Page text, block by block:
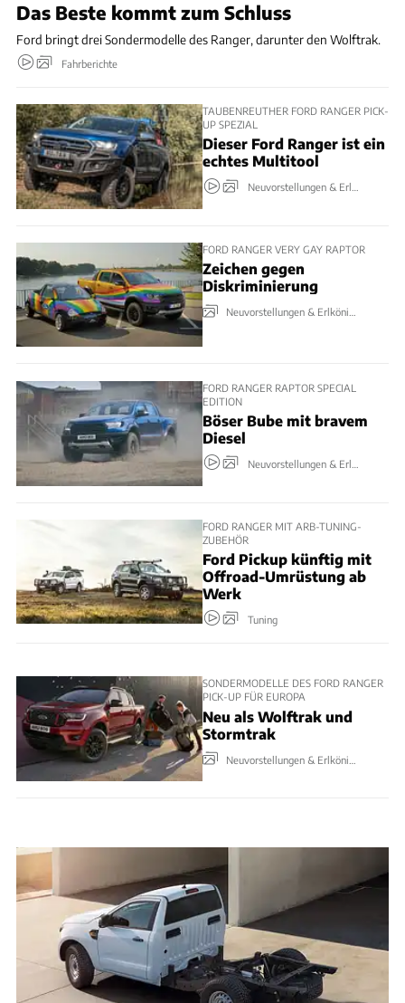
Das Beste kommt zum Schluss
Ford bringt drei Sondermodelle des Ranger, darunter den Wolftrak.
Fahrberichte
TAUBENREUTHER FORD RANGER PICK-
UP SPEZIAL
Dieser Ford Ranger ist ein
echtes Multitool
Neuvorstellungen & Erlkönige
FORD RANGER VERY GAY RAPTOR
Zeichen gegen
Diskriminierung
Neuvorstellungen & Erlkönige
FORD RANGER RAPTOR SPECIAL
EDITION
Böser Bube mit bravem
Diesel
Neuvorstellungen & Erlkönige
FORD RANGER MIT ARB-TUNING-
ZUBEHÖR
Ford Pickup künftig mit
Offroad-Umrüstung ab
Werk
Tuning
SONDERMODELLE DES FORD RANGER
PICK-UP FÜR EUROPA
Neu als Wolftrak und
Stormtrak
Neuvorstellungen & Erlkönige